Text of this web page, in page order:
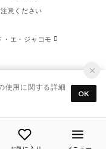
意ください
・エ・ジャコモ
使用に関する詳細
OK